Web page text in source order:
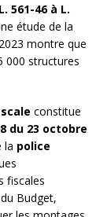
561-46 à L.
étude de la
montre que
000 structures
constitue
du 23 octobre
la police
fiscales
Budget,